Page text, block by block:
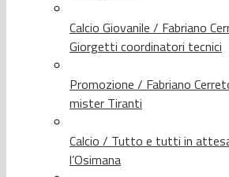
Calcio Giovanile / Fabriano
Giorgetti coordinatori tecnici
Promozione / Fabriano
mister Tiranti
Calcio / Tutto e tutti in
l’Osimana